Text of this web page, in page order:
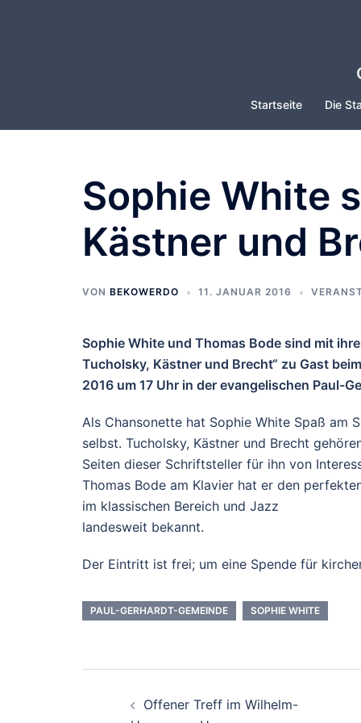
Startseite Die
Sophie White
Kästner und
VON BEKOWERDO 11. JANUAR 2016
Sophie White und Thomas Bode sind mit
Tucholsky, Kästner und Brecht“ zu Gast
2016 um 17 Uhr in der evangelischen Paul-
Als Chansonette hat Sophie White Spaß am
selbst. Tucholsky, Kästner und Brecht
Seiten dieser Schriftsteller für ihn von
Thomas Bode am Klavier hat er den
im klassischen Bereich und Jazz
landesweit bekannt.
Der Eintritt ist frei; um eine Spende für
PAUL-GERHARDT-GEMEINDE SOPHIE WHITE
Beitrags-
Offener Treff im Wilhelm-